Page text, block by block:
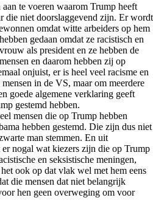
te voeren waarom Trump heeft
die niet doorslaggevend zijn. Er wordt
omdat witte arbeiders op hem
gedaan omdat ze racistisch en
als president en ze hebben de
en daarom hebben zij op
onjuist, er is heel veel racisme en
in de VS, maar om meerdere
goede algemene verklaring geeft
gestemd hebben.
mensen die op Trump hebben
hebben gestemd. Die zijn dus niet
man stemmen. En uit
nogal wat kiezers zijn die op Trump
en seksistische meningen,
ook op dat vlak wel met hem eens
die mensen dat niet belangrijk
hen geen overweging om voor